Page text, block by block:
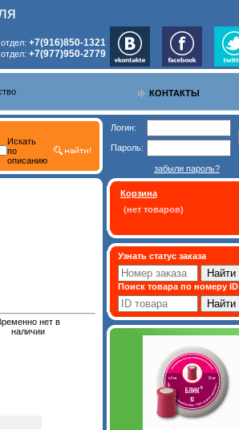
+7(916)850-1321
+7(977)950-2779
КОНТАКТЫ
Искать
по
описанию
нет в
наличии
Логин:
Пароль:
забыли пароль?
Корзина
(нет товаров)
Узнать статус заказа
Поиск товара по номеру ID